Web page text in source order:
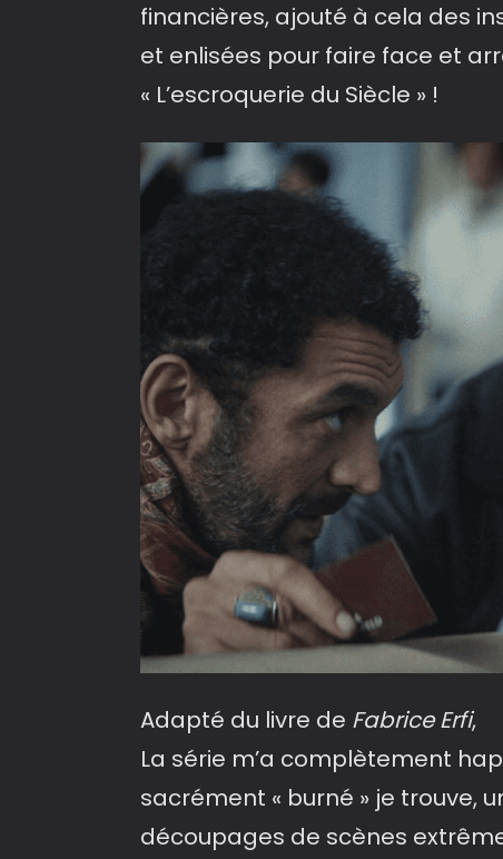
financières, ajouté à cela des
et enlisées pour faire face et
« L’escroquerie du Siècle » !
Adapté du livre de Fabrice Erfi,
La série m’a complètement
sacrément « burné » je trouve,
découpages de scènes